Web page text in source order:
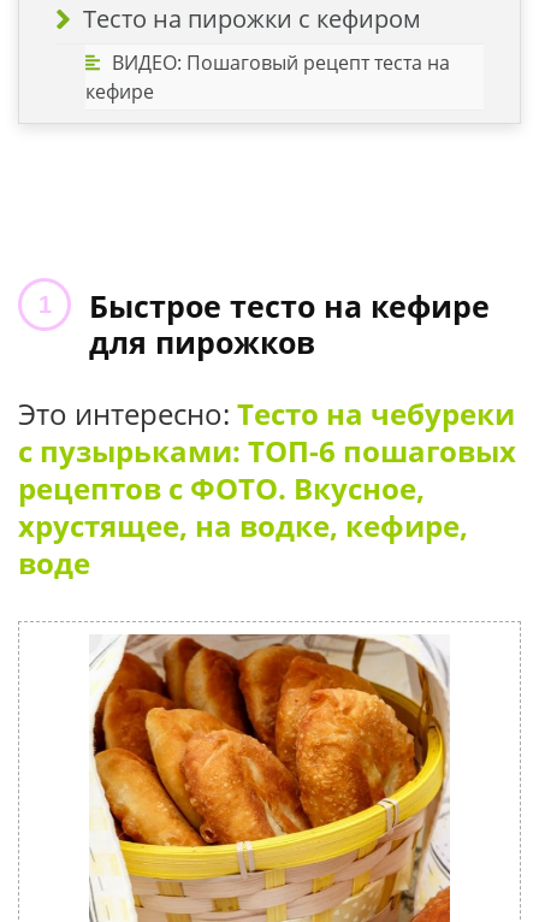
Тесто на пирожки с кефиром
ВИДЕО: Пошаговый рецепт теста на
кефире
Быстрое тесто на кефире
для пирожков
Это интересно: Тесто на чебуреки
с пузырьками: ТОП-6 пошаговых
рецептов с ФОТО. Вкусное,
хрустящее, на водке, кефире,
воде